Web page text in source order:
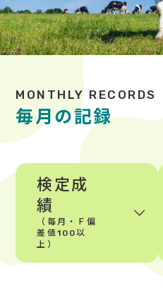
毎月の記録
検定成
績
（毎月・Ｆ偏
差値100以
上）